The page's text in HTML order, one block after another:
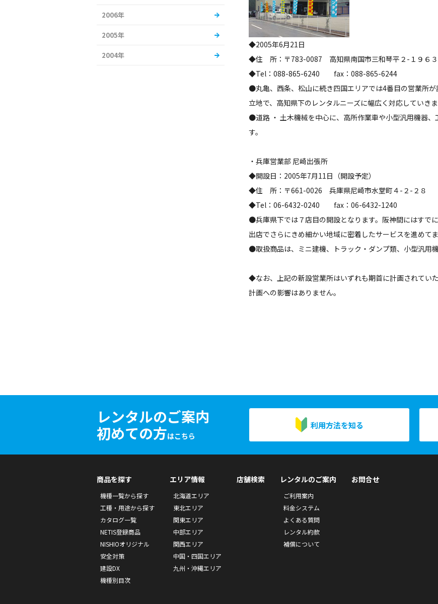
◆2005年6月21日
◆住 所：〒783-0087 高知県南国市三和琴平２-１９６
◆Tel：088-865-6240 fax：088-865-6244
●丸亀、西条、松山に続き四国エリアでは4番目の営業所
立地で、高知県下のレンタルニーズに幅広く対応していきま
●道路 ・ 土木機械を中心に、高所作業車や小型汎用機器
す。
・兵庫営業部 尼崎出張所
◆開設日：2005年7月11日 （開設予定）
◆住 所：〒661-0026 兵庫県尼崎市水堂町４-２-２８
◆Tel：06-6432-0240 fax：06-6432-1240
●兵庫県下では７店目の開設となります。阪神間にはすで
出店でさらにきめ細かい地域に密着したサービスを進めてま
●取扱商品は、ミニ建機、トラック・ダンプ類、小型汎用
◆なお、上記の新設営業所はいずれも期首に計画されてい
計画への影響はありません。
2006年
2005年
2004年
レンタルのご案内
初めての方はこちら
利用方法を知る
商品を探す
機種一覧から探す
工種・用途から探す
カタログ一覧
NETIS登録商品
NISHIOオリジナル
安全対策
建設DX
機種別目次
エリア情報
北海道エリア
東北エリア
関東エリア
中部エリア
関西エリア
中国・四国エリア
九州・沖縄エリア
店舗検索 レンタルのご案内
ご利用案内
料金システム
よくある質問
レンタル約款
補償について
お問合せ